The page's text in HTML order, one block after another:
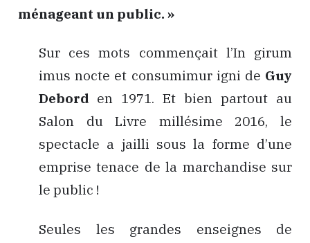
ménageant un public. »
Sur ces mots commençait l’In girum
imus nocte et consumimur igni de Guy
Debord en 1971. Et bien partout au
Salon du Livre millésime 2016, le
spectacle a jailli sous la forme d’une
emprise tenace de la marchandise sur
le public !
Seules les grandes enseignes de